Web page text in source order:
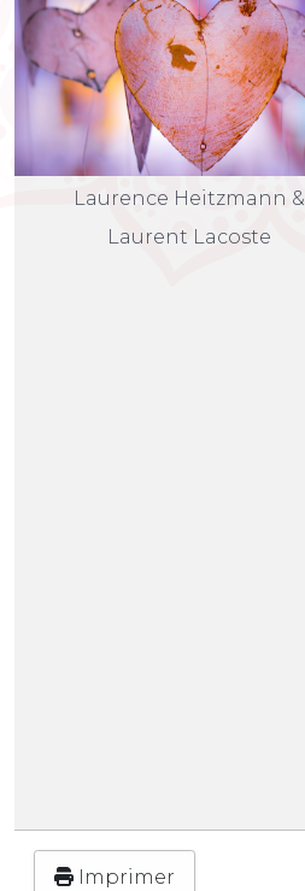
Laurence Heitzmann &
Laurent Lacoste
Imprimer